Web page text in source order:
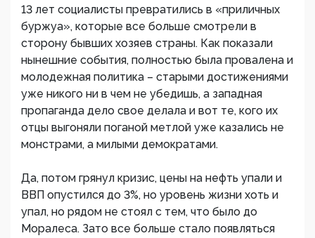
13 лет социалисты превратились в «приличных
буржуа», которые все больше смотрели в
сторону бывших хозяев страны. Как показали
нынешние события, полностью была провалена и
молодежная политика – старыми достижениями
уже никого ни в чем не убедишь, а западная
пропаганда дело свое делала и вот те, кого их
отцы выгоняли поганой метлой уже казались не
монстрами, а милыми демократами.
Да, потом грянул кризис, цены на нефть упали и
ВВП опустился до 3%, но уровень жизни хоть и
упал, но рядом не стоял с тем, что было до
Моралеса. Зато все больше стало появляться